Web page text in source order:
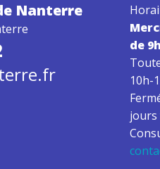
Nanterre
de
10h-
jours